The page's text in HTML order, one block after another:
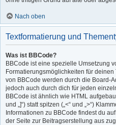
Nach oben
Textformatierung und
Was ist BBCode?
BBCode ist eine spezielle Umsetzung
Formatierungsmöglichkeiten für
von BBCode werden durch die Board-
jedoch auch durch dich für jeden
BBCode ist ähnlich wie HTML
und „]“) statt spitzen („<“ und „>“)
Informationen zu BBCode findest du
der Seite zur Beitragserstellung aus